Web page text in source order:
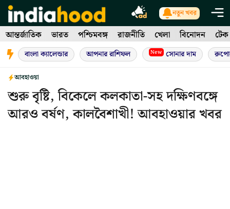
Skip
to
content
নতুন খবর
আন্তর্জাতিক ভারত পশ্চিমবঙ্গ রাজনীতি খেলা বিনোদন টেক
বাংলা ক্যালেন্ডার আপনার রাশিফল New সোনার দাম
আবহাওয়া
শুরু বৃষ্টি, বিকেলে কলকাতা-সহ দক্ষিণবঙ্গে
আরও বর্ষণ, কালবৈশাখী! আবহাওয়ার খবর